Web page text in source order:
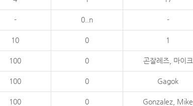
- 0..n -
10 0 1
100 0 곤잘레즈, 마이크
100 0 Gagok
100 0 Gonzalez, Mike